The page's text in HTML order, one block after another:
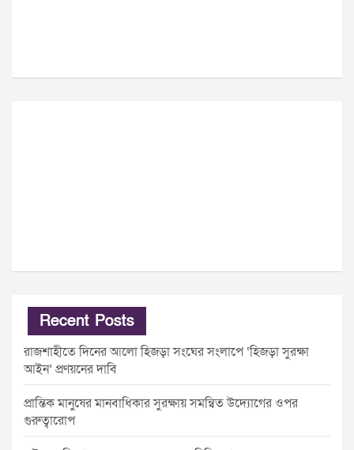
Recent Posts
রাজশাহীতে দিনের আলো হিজড়া সংঘের সংলাপে ‘হিজড়া সুরক্ষা
আইন’ প্রণয়নের দাবি
প্রান্তিক মানুষের মানবাধিকার সুরক্ষায় সমন্বিত উদ্যোগের ওপর
গুরুত্বারোপ